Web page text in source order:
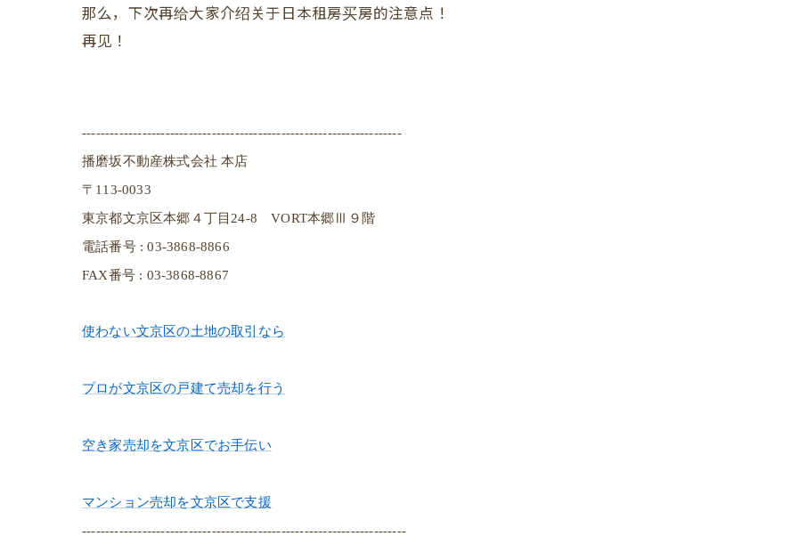
那么，下次再给大家介绍关于日本租房买房的注意点！
再见！
---------------------------------------------------------------------
播磨坂不動産株式会社 本店
〒113-0033
東京都文京区本郷４丁目24-8 VORT本郷Ⅲ９階
電話番号 : 03-3868-8866
FAX番号 : 03-3868-8867
使わない文京区の土地の取引なら
プロが文京区の戸建て売却を行う
空き家売却を文京区でお手伝い
マンション売却を文京区で支援
----------------------------------------------------------------------